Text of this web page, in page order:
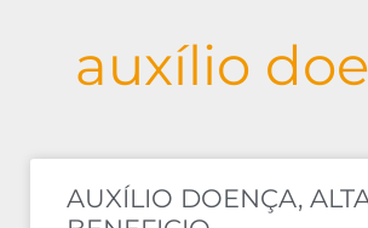
auxílio
AUXÍLIO DOENÇA,